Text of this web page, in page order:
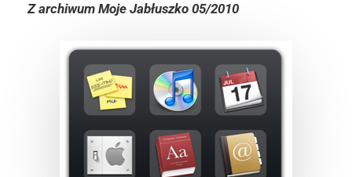
Z archiwum Moje Jabłuszko 05/2010